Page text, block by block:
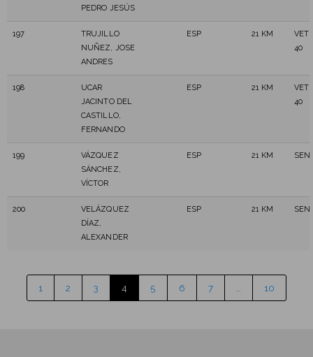
PEDRO JESÚS
197
TRUJILLO
NUÑEZ, JOSE
ANDRES
ESP 21 KM
40
198
UCAR
JACINTO DEL
CASTILLO,
FERNANDO
ESP 21 KM
40
199
VÁZQUEZ
SÁNCHEZ,
VÍCTOR
ESP 21 KM
200
VELÁZQUEZ
DÍAZ,
ALEXANDER
ESP 21 KM
1 2 3 4 5 6 7 10